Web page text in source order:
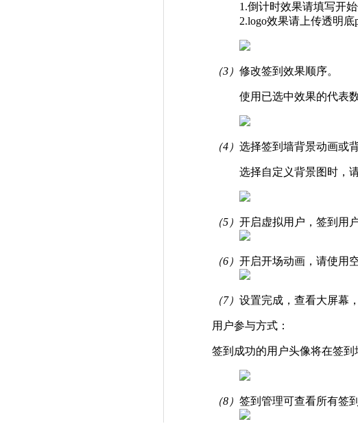
1.倒计时效果请填写开始
2.logo效果请上传透明底
（3） 修改签到效果顺序。
使用已选中效果的代表
（4） 选择签到墙背景动画或背
选择自定义背景图时，
（5） 开启虚拟用户，签到用
（6） 开启开场动画，请使用
（7） 设置完成，查看大屏幕
用户参与方式：
签到成功的用户头像将在签到
（8） 签到管理可查看所有签